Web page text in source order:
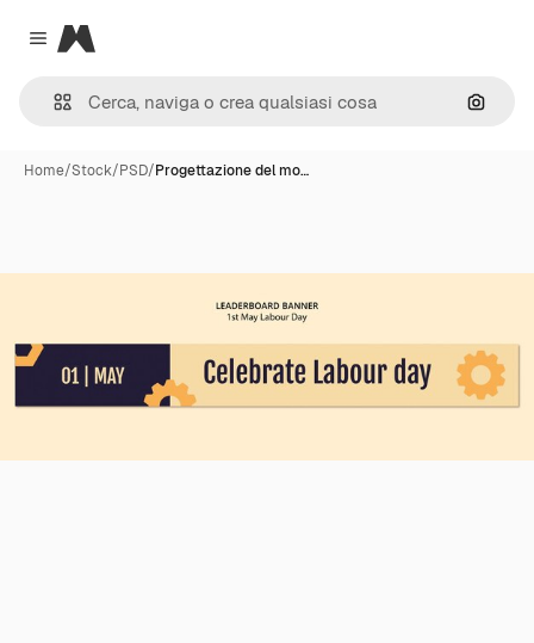
Close menu
Magnific
Cerca
Home/Stock/PSD/Progettazione del mo…